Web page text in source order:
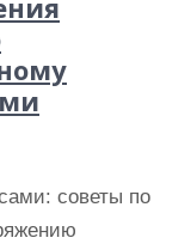
советы по